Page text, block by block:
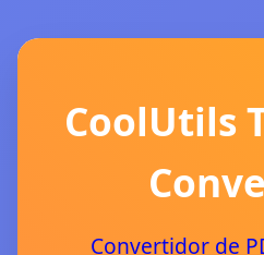
CoolUtils
Convertidor de